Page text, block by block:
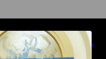
COMM26 tehnologii de
pentru monitorizarea
critice